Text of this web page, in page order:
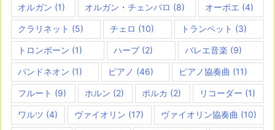
オルガン (1) オルガン・チェンバロ (8) オーボエ (4)
クラリネット (5) チェロ (10) トランペット (3)
トロンボーン (1) ハープ(2) バレエ音楽 (9)
バンドネオン (1) ピアノ (46) ピアノ協奏曲 (11)
フルート (9) ホルン (2) ポルカ (2) リコーダー (1)
ワルツ (4) ヴァイオリン (17) ヴァイオリン協奏曲 (10)